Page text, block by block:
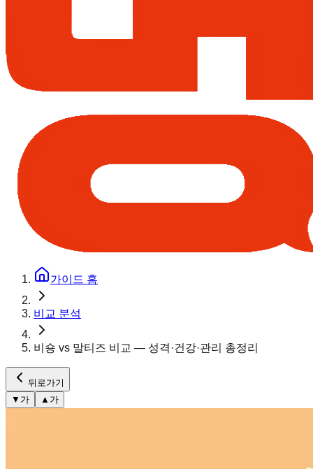
가이드 홈
비교 분석
비숑 vs 말티즈 비교 — 성격·건강·관리 총정리
뒤로가기
▼ 가 ▲ 가